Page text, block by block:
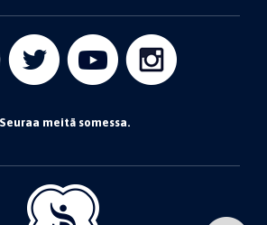
Seuraa meitä somessa.